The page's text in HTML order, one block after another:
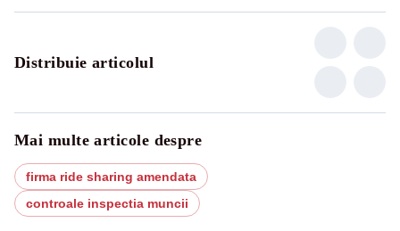
Distribuie articolul
Mai multe articole despre
firma ride sharing amendata
controale inspectia muncii